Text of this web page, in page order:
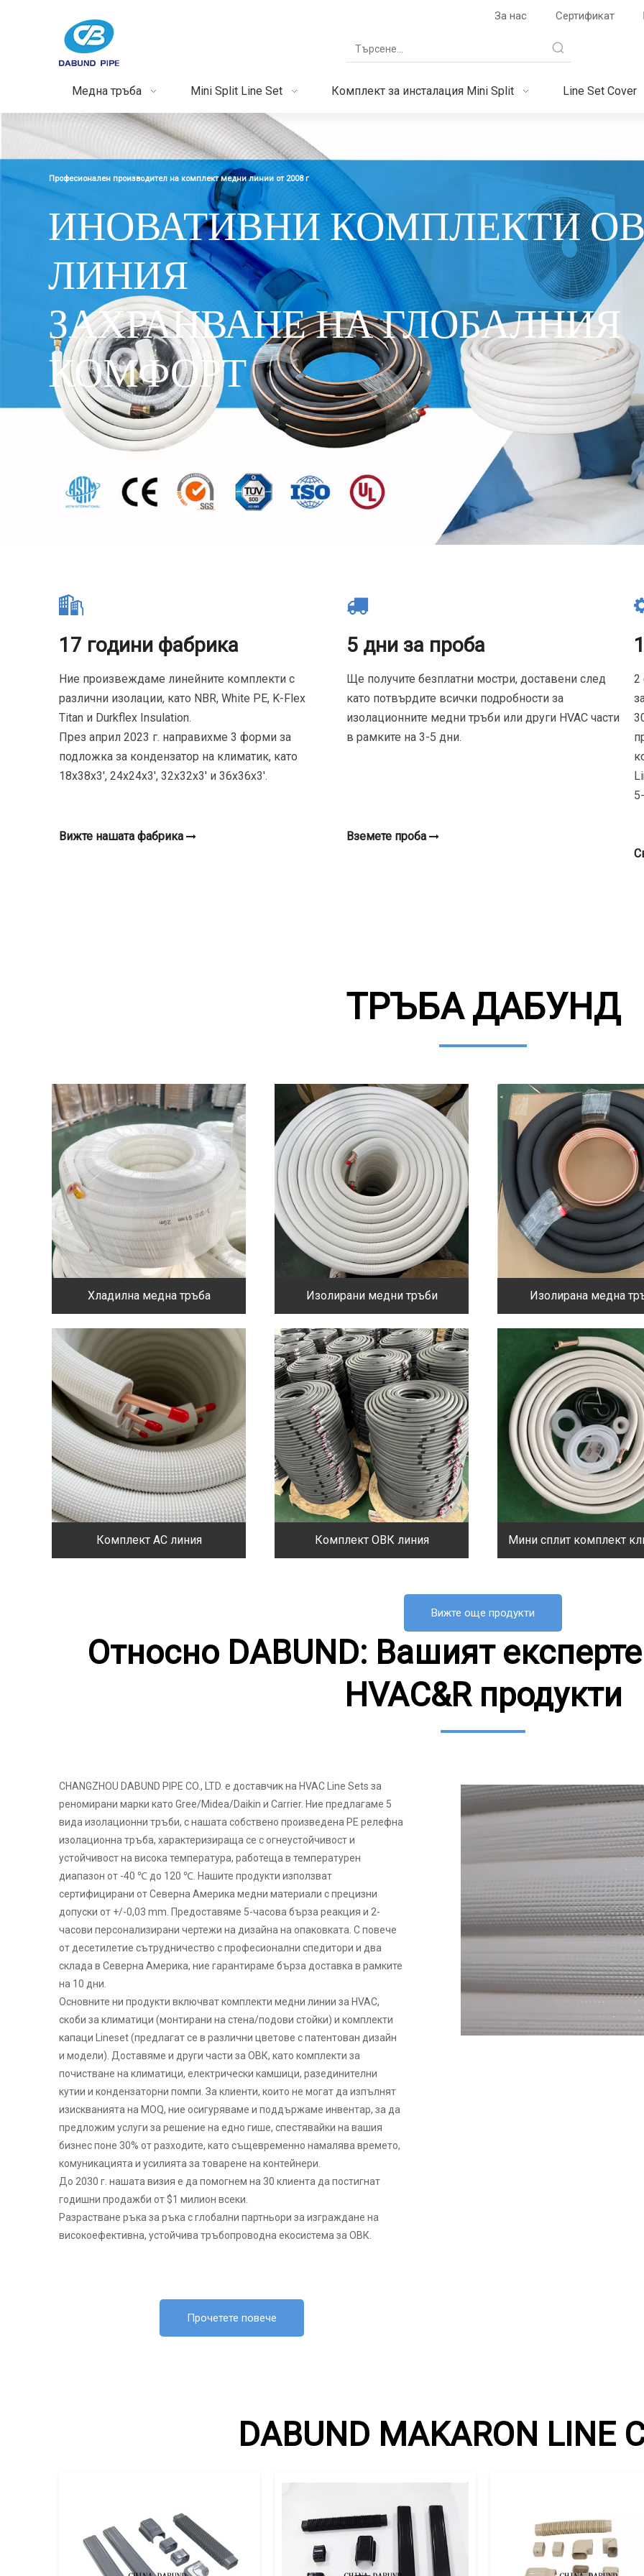
За нас Сертификат
Медна тръба Mini Split Line Set Комплект за инсталация Mini Split Line Set Cover
Професионален производител на комплект медни линии от 2008 г
ИНОВАТИВНИ КОМПЛЕКТИ
ЛИНИЯ
ЗАХРАНВАНЕ НА ГЛОБАЛНИЯ
КОМФОРТ
17 години фабрика
Ние произвеждаме линейните комплекти с
различни изолации, като NBR, White PE, K-Flex
Titan и Durkflex Insulation.
През април 2023 г. направихме 3 форми за
подложка за кондензатор на климатик, като
18x38x3', 24x24x3', 32x32x3' и 36x36x3'.
Вижте нашата фабрика
5 дни за проба
Ще получите безплатни мостри, доставени след
като потвърдите всички подробности за
изолационните медни тръби или други HVAC части
в рамките на 3-5 дни.
Вземете проба
2
ТРЪБА ДАБУНД
Хладилна медна тръба Изолирани медни тръби Изолирана медна
Комплект AC линия Комплект ОВК линия Мини сплит комплект
Вижте още продукти
Относно DABUND: Вашият
HVAC&R продукти
CHANGZHOU DABUND PIPE CO., LTD. е доставчик на HVAC Line Sets за
реномирани марки като Gree/Midea/Daikin и Carrier. Ние предлагаме 5
вида изолационни тръби, с нашата собствено произведена PE релефна
изолационна тръба, характеризираща се с огнеустойчивост и
устойчивост на висока температура, работеща в температурен
диапазон от -40 ℃ до 120 ℃. Нашите продукти използват
сертифицирани от Северна Америка медни материали с прецизни
допуски от +/-0,03 mm. Предоставяме 5-часова бърза реакция и 2-
часови персонализирани чертежи на дизайна на опаковката. С повече
от десетилетие сътрудничество с професионални спедитори и два
склада в Северна Америка, ние гарантираме бърза доставка в рамките
на 10 дни.
Основните ни продукти включват комплекти медни линии за HVAC,
скоби за климатици (монтирани на стена/подови стойки) и комплекти
капаци Lineset (предлагат се в различни цветове с патентован дизайн
и модели). Доставяме и други части за ОВК, като комплекти за
почистване на климатици, електрически камшици, разединителни
кутии и кондензаторни помпи. За клиенти, които не могат да изпълнят
изискванията на MOQ, ние осигуряваме и поддържаме инвентар, за да
предложим услуги за решение на едно гише, спестявайки на вашия
бизнес поне 30% от разходите, като същевременно намалява времето,
комуникацията и усилията за товарене на контейнери.
До 2030 г. нашата визия е да помогнем на 30 клиента да постигнат
годишни продажби от $1 милион всеки.
Разрастване ръка за ръка с глобални партньори за изграждане на
високоефективна, устойчива тръбопроводна екосистема за ОВК.
Прочетете повече
DABUND MAKARON LINE